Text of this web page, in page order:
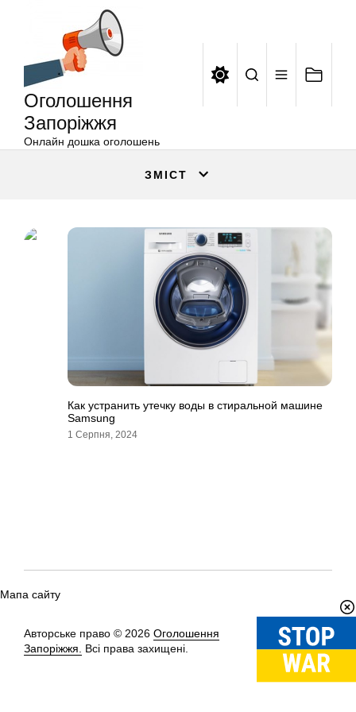
Оголошення
Запоріжжя
Онлайн дошка оголошень
ЗМІСТ
Как устранить утечку воды в стиральной машине
Samsung
1 Серпня, 2024
Мапа сайту
Авторське право © 2026 Оголошення
Запоріжжя.
Всі права захищені.
Вгору↑